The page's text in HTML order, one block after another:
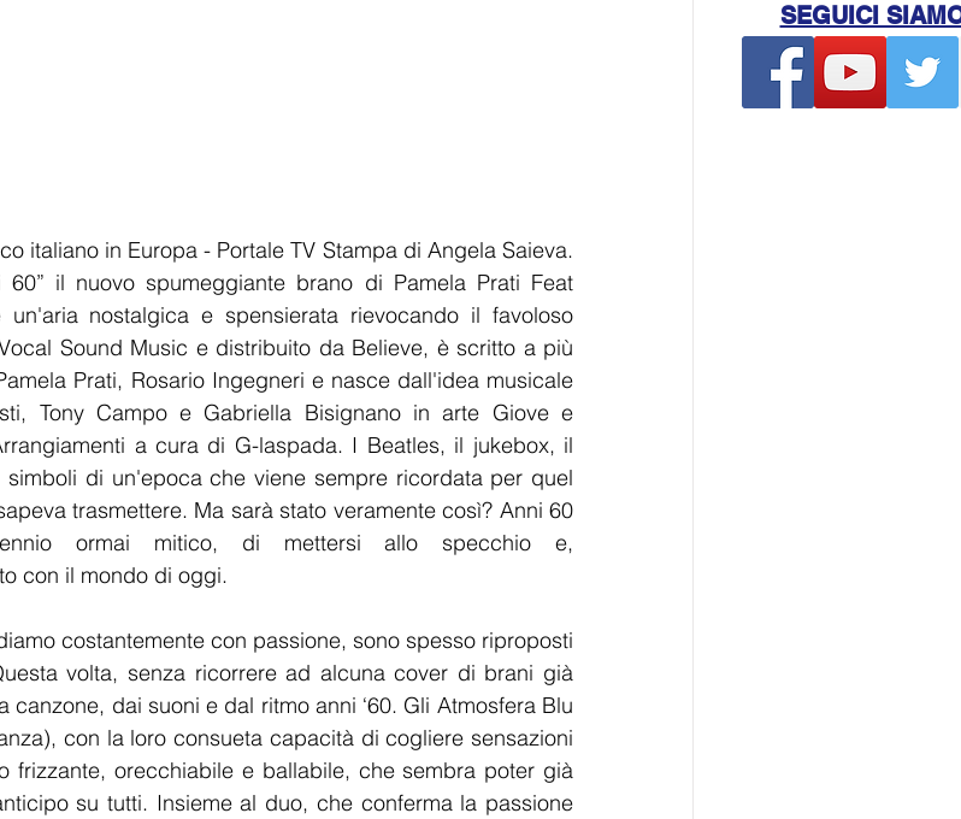
italiano in Europa - Portale TV Stampa di Angela Saieva.
il nuovo spumeggiante brano di Pamela Prati Feat
nostalgica e spensierata rievocando il favoloso
Sound Music e distribuito da Believe, è scritto a più
Prati, Rosario Ingegneri e nasce dall'idea musicale
Tony Campo e Gabriella Bisignano in arte Giove e
a cura di G-laspada. I Beatles, il jukebox, il
di un'epoca che viene sempre ricordata per quel
trasmettere. Ma sarà stato veramente così? Anni 60
ormai mitico, di mettersi allo specchio e,
con il mondo di oggi.
costantemente con passione, sono spesso riproposti
volta, senza ricorrere ad alcuna cover di brani già
canzone, dai suoni e dal ritmo anni ‘60. Gli Atmosfera Blu
con la loro consueta capacità di cogliere sensazioni
frizzante, orecchiabile e ballabile, che sembra poter già
su tutti. Insieme al duo, che conferma la passione
SEGUICI